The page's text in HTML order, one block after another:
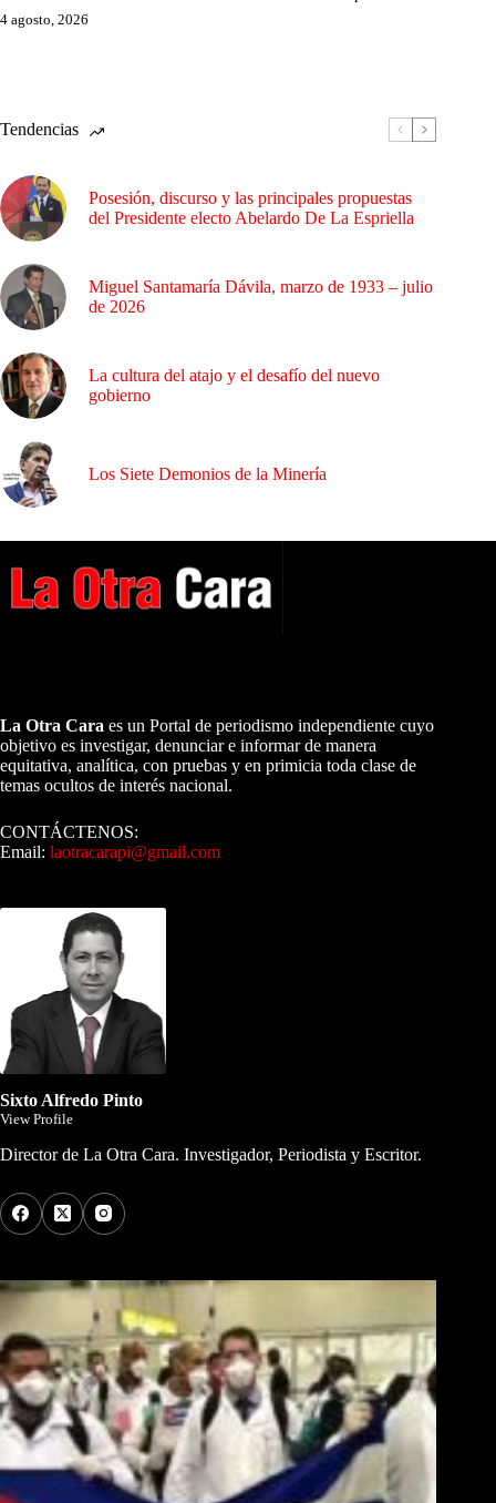
4 agosto, 2026
Tendencias
Posesión, discurso y las principales propuestas
del Presidente electo Abelardo De La Espriella
Miguel Santamaría Dávila, marzo de 1933 – julio
de 2026
La cultura del atajo y el desafío del nuevo
gobierno
Los Siete Demonios de la Minería
La Otra Cara es un Portal de periodismo independiente cuyo
objetivo es investigar, denunciar e informar de manera
equitativa, analítica, con pruebas y en primicia toda clase de
temas ocultos de interés nacional.
CONTÁCTENOS:
Email: laotracarapi@gmail.com
Sixto Alfredo Pinto
View Profile
Director de La Otra Cara. Investigador, Periodista y Escritor.